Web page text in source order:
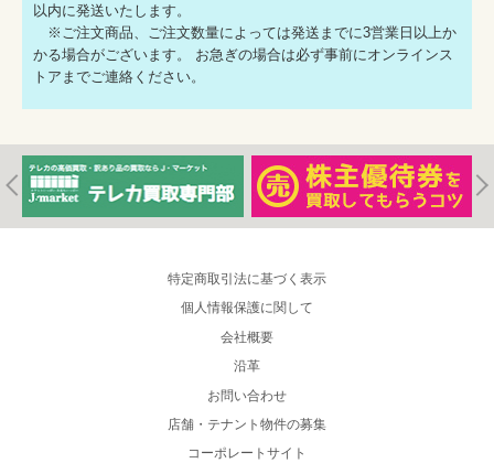
以内に発送いたします。
※ご注文商品、ご注文数量によっては発送までに3営業日以上か
かる場合がございます。 お急ぎの場合は必ず事前にオンラインス
トアまでご連絡ください。
特定商取引法に基づく表示
個人情報保護に関して
会社概要
沿革
お問い合わせ
店舗・テナント物件の募集
コーポレートサイト